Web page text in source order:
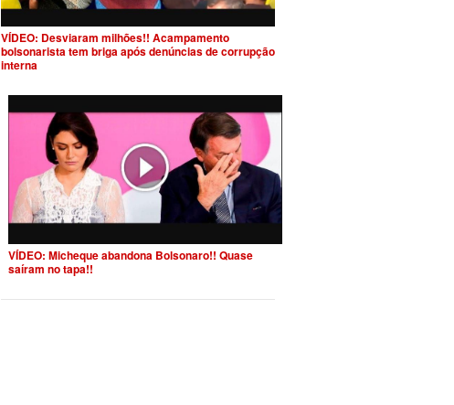
VÍDEO: Desviaram milhões!! Acampamento
bolsonarista tem briga após denúncias de corrupção
interna
VÍDEO: Micheque abandona Bolsonaro!! Quase
saíram no tapa!!